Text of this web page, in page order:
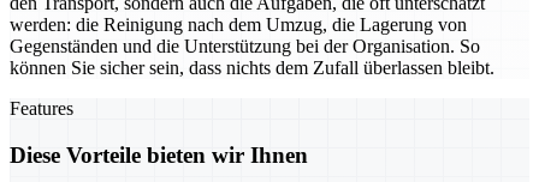
werden: die Reinigung nach dem Umzug, die Lagerung von
Gegenständen und die Unterstützung bei der Organisation. So
können Sie sicher sein, dass nichts dem Zufall überlassen bleibt.
Features
Diese Vorteile bieten wir Ihnen